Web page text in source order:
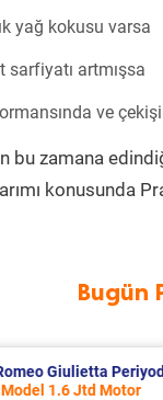
yağ kokusu varsa
sarfiyatı artmışsa
ve
bu zamana
konusunda
Bugün
Berlingo
Model 1.5 BlueHdi